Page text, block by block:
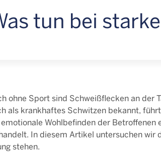
tun bei
Sport sind Schweißflecken an der
krankhaftes Schwitzen bekannt,
Wohlbefinden der
In diesem Artikel untersuchen wir
stehen.